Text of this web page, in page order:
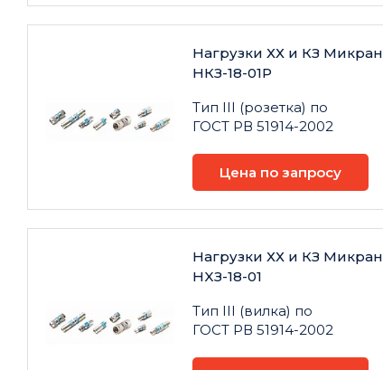
Нагрузки ХХ и КЗ Микран
НКЗ-18-01Р
Тип III (розетка) по
ГОСТ РВ 51914-2002
Цена по запросу
Нагрузки ХХ и КЗ Микран
НXЗ-18-01
Тип III (вилка) по
ГОСТ РВ 51914-2002